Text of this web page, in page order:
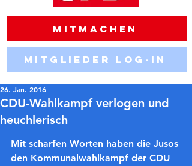
Mitglieder Log-in
Mitmachen
CDU-Wahlkampf verlogen und
heuchlerisch
26. Jan. 2016
Mit scharfen Worten haben die Jusos
den Kommunalwahlkampf der CDU